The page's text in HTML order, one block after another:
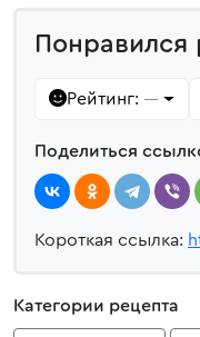
Понравился
Рейтинг: —
Поделиться
Короткая ссылка:
Категории рецепта